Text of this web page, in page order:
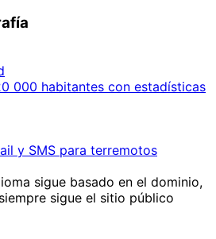
000 habitantes con estadísticas
y SMS para terremotos
sigue basado en el dominio,
sigue el sitio público